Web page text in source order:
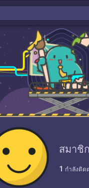
สมาชิ
1 กำลังติด